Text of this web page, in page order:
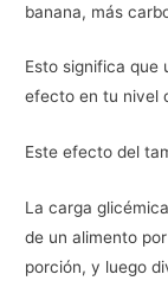
banana, más
Esto significa que
efecto en tu nivel
Este efecto del
La carga
de un alimento
porción, y luego